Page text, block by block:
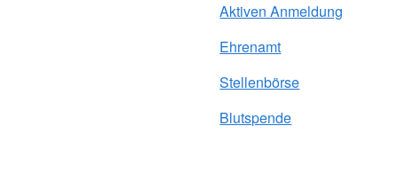
Aktiven Anmeldung
Ehrenamt
Stellenbörse
Blutspende